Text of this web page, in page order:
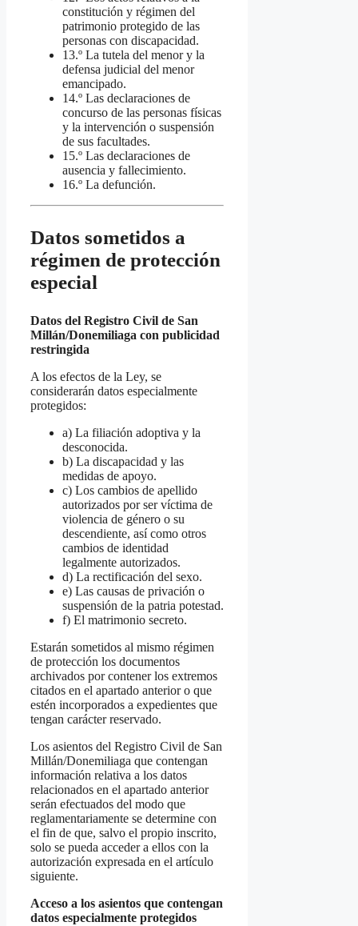
constitución y régimen del
patrimonio protegido de las
personas con discapacidad.
13.º La tutela del menor y la
defensa judicial del menor
emancipado.
14.º Las declaraciones de
concurso de las personas físicas
y la intervención o suspensión
de sus facultades.
15.º Las declaraciones de
ausencia y fallecimiento.
16.º La defunción.
Datos sometidos a
régimen de protección
especial
Datos del Registro Civil de San
Millán/Donemiliaga con publicidad
restringida
A los efectos de la Ley, se
considerarán datos especialmente
protegidos:
a) La filiación adoptiva y la
desconocida.
b) La discapacidad y las
medidas de apoyo.
c) Los cambios de apellido
autorizados por ser víctima de
violencia de género o su
descendiente, así como otros
cambios de identidad
legalmente autorizados.
d) La rectificación del sexo.
e) Las causas de privación o
suspensión de la patria potestad.
f) El matrimonio secreto.
Estarán sometidos al mismo régimen
de protección los documentos
archivados por contener los extremos
citados en el apartado anterior o que
estén incorporados a expedientes que
tengan carácter reservado.
Los asientos del Registro Civil de San
Millán/Donemiliaga que contengan
información relativa a los datos
relacionados en el apartado anterior
serán efectuados del modo que
reglamentariamente se determine con
el fin de que, salvo el propio inscrito,
solo se pueda acceder a ellos con la
autorización expresada en el artículo
siguiente.
Acceso a los asientos que contengan
datos especialmente protegidos